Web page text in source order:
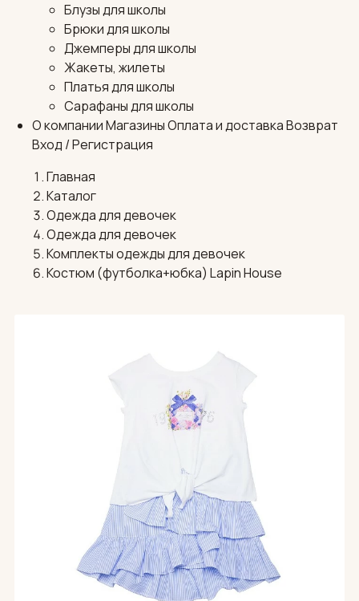
Блузы для школы
Брюки для школы
Джемперы для школы
Жакеты, жилеты
Платья для школы
Сарафаны для школы
О компанииМагазиныОплата и доставкаВозврат
Вход / Регистрация
Главная
Каталог
Одежда для девочек
Одежда для девочек
Комплекты одежды для девочек
Костюм (футболка+юбка) Lapin House